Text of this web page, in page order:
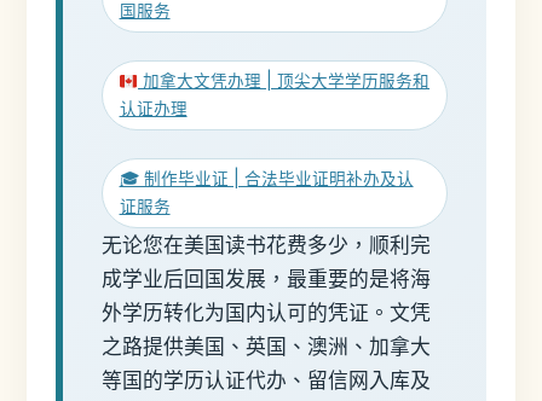
国服务
加拿大文凭办理 | 顶尖大学学历服务和
认证办理
🎓 制作毕业证 | 合法毕业证明补办及认
证服务
无论您在美国读书花费多少，顺利完
成学业后回国发展，最重要的是将海
外学历转化为国内认可的凭证。文凭
之路提供美国、英国、澳洲、加拿大
等国的学历认证代办、留信网入库及